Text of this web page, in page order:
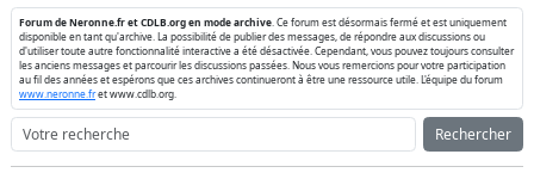
Forum de Neronne.fr et CDLB.org en mode archive . Ce forum est désormais fermé et est uniquement
disponible en tant qu'archive. La possibilité de publier des messages, de répondre aux discussions ou
d'utiliser toute autre fonctionnalité interactive a été désactivée. Cependant, vous pouvez toujours consulter
les anciens messages et parcourir les discussions passées. Nous vous remercions pour votre participation
au fil des années et espérons que ces archives continueront à être une ressource utile. L'équipe du forum
www.neronne.fret www.cdlb.org.
Rechercher